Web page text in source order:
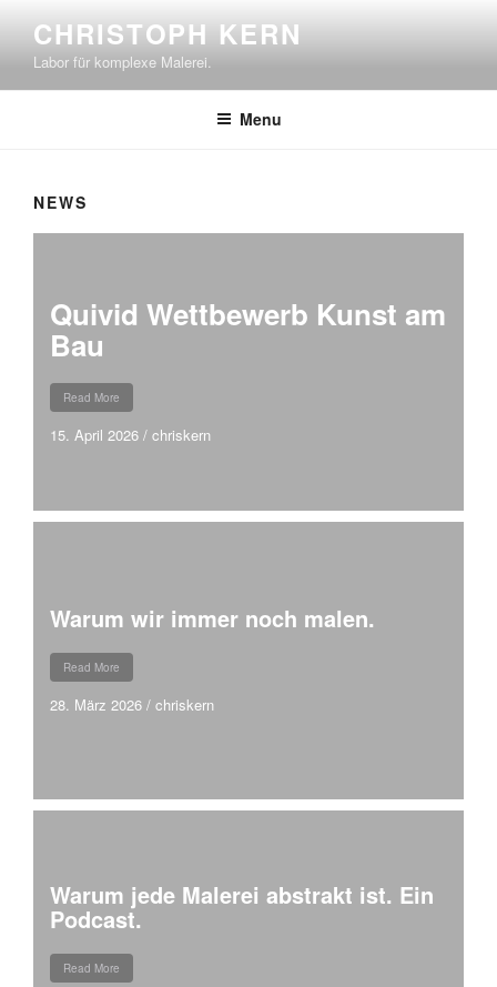
content
CHRISTOPH KERN
Labor für komplexe Malerei.
Menu
NEWS
Quivid Wettbewerb Kunst am
Bau
Read More
15. April 2026 / chriskern
Warum wir immer noch malen.
Read More
28. März 2026 / chriskern
Warum jede Malerei abstrakt ist. Ein
Podcast.
Read More